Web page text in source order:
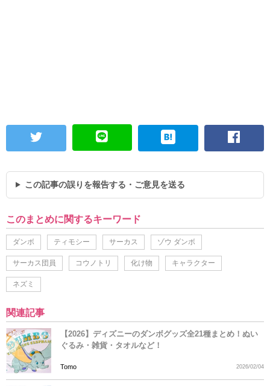
この記事の誤りを報告する・ご意見を送る
このまとめに関するキーワード
ダンボ ティモシー サーカス ゾウ ダンボ
サーカス団員 コウノトリ 化け物 キャラクター
ネズミ
関連記事
【2026】ディズニーのダンボグッズ全21種まとめ！ぬい
ぐるみ・雑貨・タオルなど！
Tomo 2026/02/04